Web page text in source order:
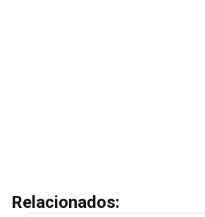
Relacionados: